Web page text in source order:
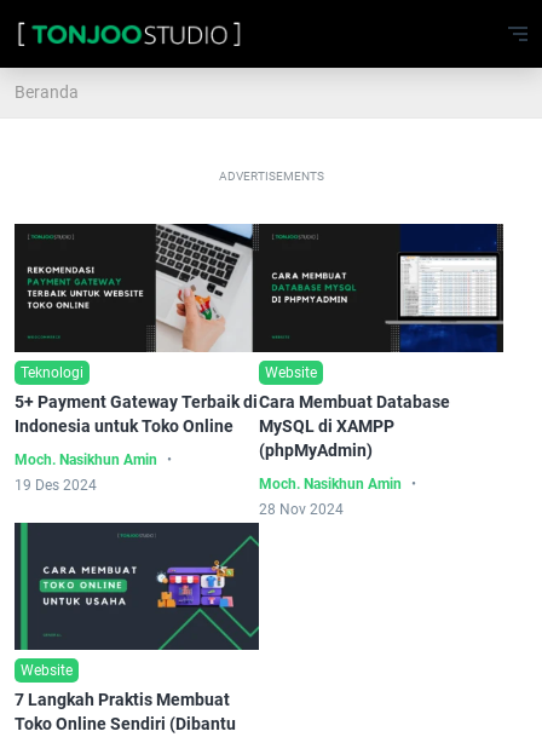
Beranda
ADVERTISEMENTS
Teknologi
5+ Payment Gateway Terbaik di
Indonesia untuk Toko Online
Moch. Nasikhun Amin
19 Des 2024
Website
Cara Membuat Database
MySQL di XAMPP
(phpMyAdmin)
Moch. Nasikhun Amin
28 Nov 2024
Website
7 Langkah Praktis Membuat
Toko Online Sendiri (Dibantu